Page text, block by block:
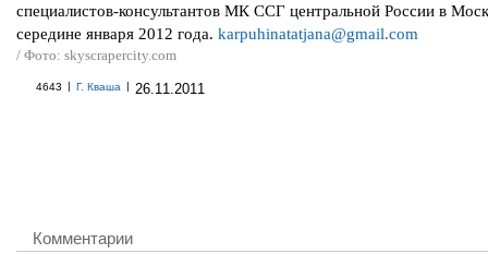
специалистов-консультантов МК ССГ центральной России в
середине января 2012 года. karpuhinatatjana@gmail.com
/ Фото: skyscrapercity.com
4643 | Г. Кваша | 26.11.2011
Комментарии